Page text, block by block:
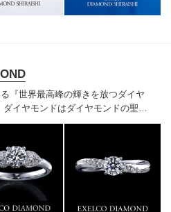
『世界最高峰の輝きを放つダイヤ
ダイヤモンドはダイヤモンドの聖地
以上の歴史がある真のカッターズ
ザインや品質にもこだわっていま
輝きを一生身に着けていただきた
・ダイヤモンド」「ハードプラチ
だわっています。